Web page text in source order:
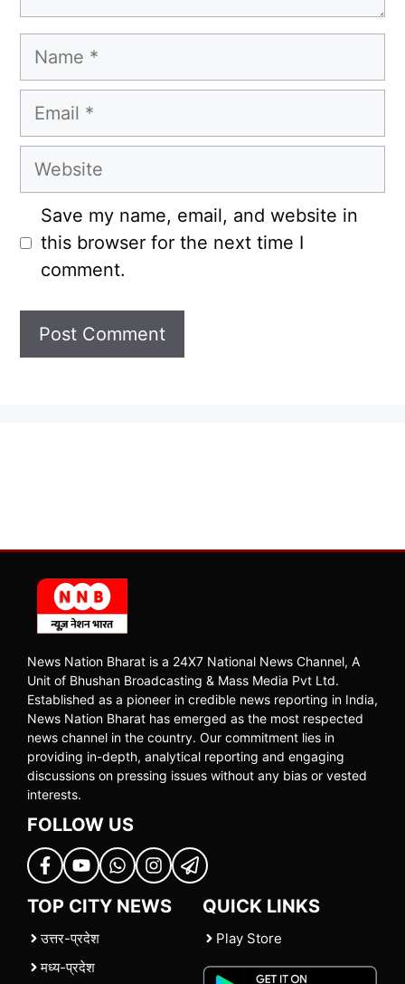
Name
Email
Website
Save my name, email, and website in
this browser for the next time I
comment.
News Nation Bharat is a 24X7 National News Channel, A
Unit of Bhushan Broadcasting & Mass Media Pvt Ltd.
Established as a pioneer in credible news reporting in India,
News Nation Bharat has emerged as the most respected
news channel in the country. Our commitment lies in
providing in-depth, analytical reporting and engaging
discussions on pressing issues without any bias or vested
interests.
FOLLOW US
TOP CITY NEWS
उत्तर-प्रदेश
मध्य-प्रदेश
QUICK LINKS
Play Store